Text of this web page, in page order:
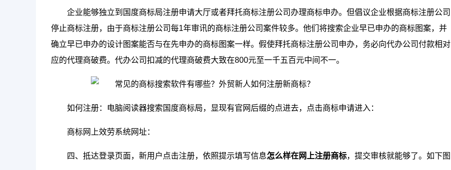
企业能够独立到国度商标局注册申请大厅或者拜托商标注册公司办理商标申办。但倡议企业根据商标注册公司
停止商标注册，由于商标注册公司每1年审讯的商标注册公司案件较多。他们将搜索企业早已申办的商标图案，并
确立早已申办的设计图案能否与在先申办的商标图案一样。假使拜托商标注册公司申办，务必向代办公司付款相对
应的代理商破费。代办公司扣减的代理商破费大致在800元至一千五百元中间不一。
如何注册：电脑阅读器搜索国度商标局，显现有官网后缀的点进去，点击商标申请进入：
商标网上效劳系统网址：
四、抵达登录页面，新用户点击注册，依照提示填写信息怎么样在网上注册商标，提交审核就能够了。如下图